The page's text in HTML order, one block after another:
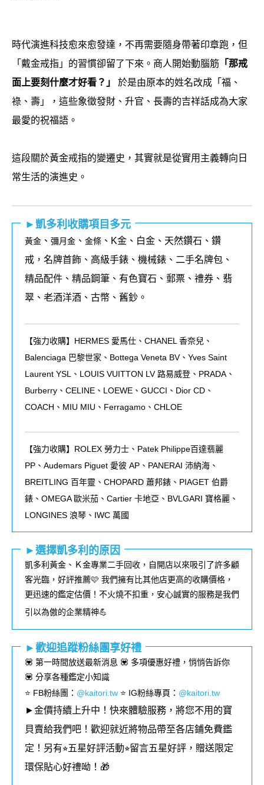
時代演進科技愈來愈發達，不再需要隨身帶著印章跑，但
「戴金戒指」的習慣卻留了下來。商人開始動腦筋 「那戒
面上要刻什麼才好看？」
於是由原本的姓名改成「福、
祿、壽」，這些象徵發財、升官、長壽的吉祥話成為大家
最愛的祝福語。
這段關於黃金戒指的變遷史，其實就是從實用主義轉向日
常生活的演進史。
►凱多利收購項目多元
黃金 、 彌月金 、 金條 、K金、白金、天然鑽石、鑽
戒，名牌首飾、高級手錶、機械錶、二手名牌包、
精品配件、精品鋼筆、有色寶石、郵票、禮券、翡
翠、老酒洋酒、古幣、舊鈔。
【強力收購】HERMES 愛馬仕、CHANEL 香奈兒、
Balenciaga 巴黎世家、Bottega Veneta BV、Yves Saint
Laurent YSL、LOUIS VUITTON LV 路易威登、PRADA、
Burberry、CELINE、LOEWE、GUCCI、Dior CD、
COACH、MIU MIU、Ferragamo、CHLOE
【強力收購】ROLEX 勞力士、 Patek Philippe百達翡麗
PP 、 Audemars Piguet 愛彼 AP 、 PANERAI 沛納海、
BREITLING 百年靈、 CHOPARD 蕭邦錶、 PIAGET 伯爵
錶、 OMEGA歐米茄、 Cartier 卡地亞、 BVLGARI 寶格麗、
LONGINES 浪琴、 IWC 萬國
►選擇凱多利的原因
凱多利黃金、Ｋ金專業二手回收，自開店以來吸引了許多顧
客光臨，好評推薦🩷 我們擁有比其他店更高的收購價格，
更迅速的鑑定估價！不火燒不扣重，安心誠實的服務是我們
引以為傲的企業精神💪
►歡迎追蹤粉絲團享好禮
💟 第一時間放送最新消息 💟 多項優惠好禮，悄悄告訴你
💟 分享各種鑑定小知識
⭐️ FB粉絲團 ： @kaitori.tw ⭐️ IG粉絲專頁 ： @kaitori.tw
►金價持續上升中！快來體驗服務，將您不用的寶
貝賣給我們吧！歡迎就近將物品帶至各店鋪免費鑑
定！ 另有⭐︎五星好評活動⭐︎留言五星好評，贈送限定
環保貼心好禮呦！🎁